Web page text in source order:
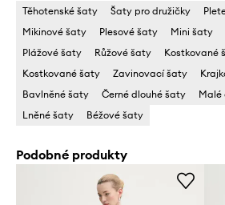
Těhotenské šaty Šaty pro družičky
Mikinové šaty
Plesové šaty Mini šaty
Plážové šaty
Růžové šaty Kostkované
Kostkované šaty
Zavinovací šaty
Bavlněné šaty
Černé dlouhé šaty
Malé
Lněné šaty
Béžové šaty
Podobné produkty